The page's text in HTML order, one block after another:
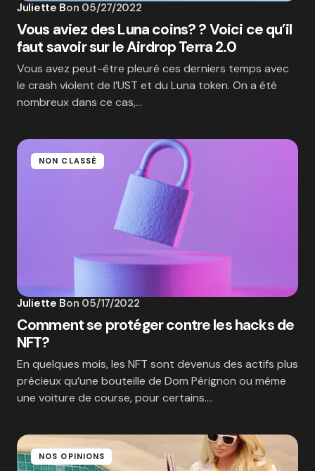
Juliette Bon 05/27/2022
Vous aviez des Luna coins? ? Voici ce qu’il
faut savoir sur le Airdrop Terra 2.0
Vous avez peut-être pleuré ces derniers temps avec
le crash violent de l’UST et du Luna token. On a été
nombreux dans ce cas,…
NON CLASSÉ
Juliette Bon 05/17/2022
Comment se protéger contre les hacks de
NFT?
En quelques mois, les NFT sont devenus des actifs plus
précieux qu’une bouteille de Dom Pérignon ou même
une voiture de course, pour certains.…
NOS OPINIONS